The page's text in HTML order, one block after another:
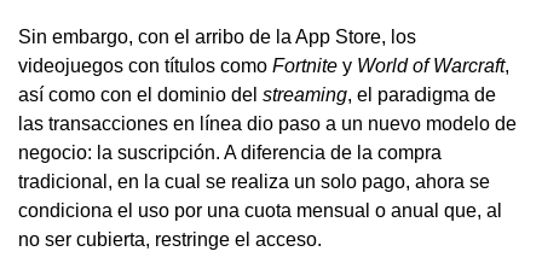
Sin embargo, con el arribo de la App Store, los
videojuegos con títulos como Fortnite y World of Warcraft,
así como con el dominio del streaming, el paradigma de
las transacciones en línea dio paso a un nuevo modelo de
negocio: la suscripción. A diferencia de la compra
tradicional, en la cual se realiza un solo pago, ahora se
condiciona el uso por una cuota mensual o anual que, al
no ser cubierta, restringe el acceso.